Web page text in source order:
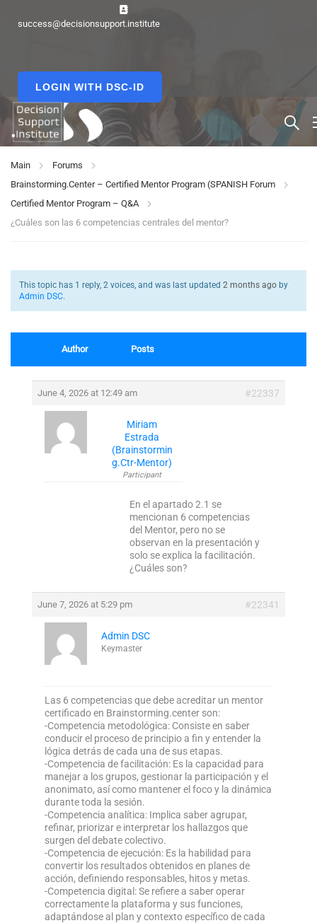
success@decisionsupport.institute
LOGIN WITH DSC-ID
Main
Forums
Brainstorming.Center – Certified Mentor Program (SPANISH Forum
Certified Mentor Program – Q&A
¿Cuáles son las 6 competencias centrales del mentor?
This topic has 1 reply, 2 voices, and was last updated 2 months ago by
Admin DSC.
Author Posts
June 4, 2026 at 12:49 am #22337
Miriam
Estrada
(Brainstormin
G.Ctr-Mentor)
Participant
En el apartado 2.1 se
mencionan 6 competencias
del Mentor, pero no se
observan en la presentación y
solo se explica la facilitación.
¿Cuáles son?
June 7, 2026 at 5:29 pm #22341
Admin DSC
Keymaster
Las 6 competencias que debe acreditar un mentor
certificado en Brainstorming.center son:
-Competencia metodológica: Consiste en saber
conducir el proceso de principio a fin y entender la
lógica detrás de cada una de sus etapas.
-Competencia de facilitación: Es la capacidad para
manejar a los grupos, gestionar la participación y el
anonimato, así como mantener el foco y la dinámica
durante toda la sesión.
-Competencia analítica: Implica saber agrupar,
refinar, priorizar e interpretar los hallazgos que
surgen del debate colectivo.
-Competencia de ejecución: Es la habilidad para
convertir los resultados obtenidos en planes de
acción, definiendo responsables, hitos y metas.
-Competencia digital: Se refiere a saber operar
correctamente la plataforma y sus funciones,
adaptándose al plan y contexto específico de cada